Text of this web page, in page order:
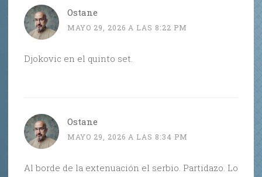
Ostane
MAYO 29, 2026 A LAS 8:22 PM
Djokovic en el quinto set.
Ostane
MAYO 29, 2026 A LAS 8:34 PM
Al borde de la extenuación el serbio. Partidazo. Lo